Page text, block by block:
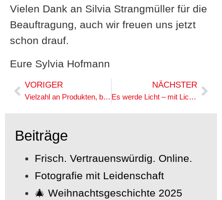
Vielen Dank an Silvia Strangmüller für die
Beauftragung, auch wir freuen uns jetzt
schon drauf.
Eure Sylvia Hofmann
VORIGER
Vielzahl an Produkten, bunte Vielfalt an Kreativität
NÄCHSTER
Es werde Licht – mit Lichtsystemen aus Passau
Beiträge
Frisch. Vertrauenswürdig. Online.
Fotografie mit Leidenschaft
🎄 Weihnachtsgeschichte 2025